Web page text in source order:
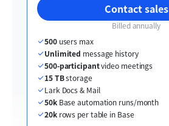
Contact sales
Billed annually
500 users max
Unlimited message history
500-participant video meetings
15 TB storage
Lark Docs & Mail
50k Base automation runs/month
20k rows per table in Base